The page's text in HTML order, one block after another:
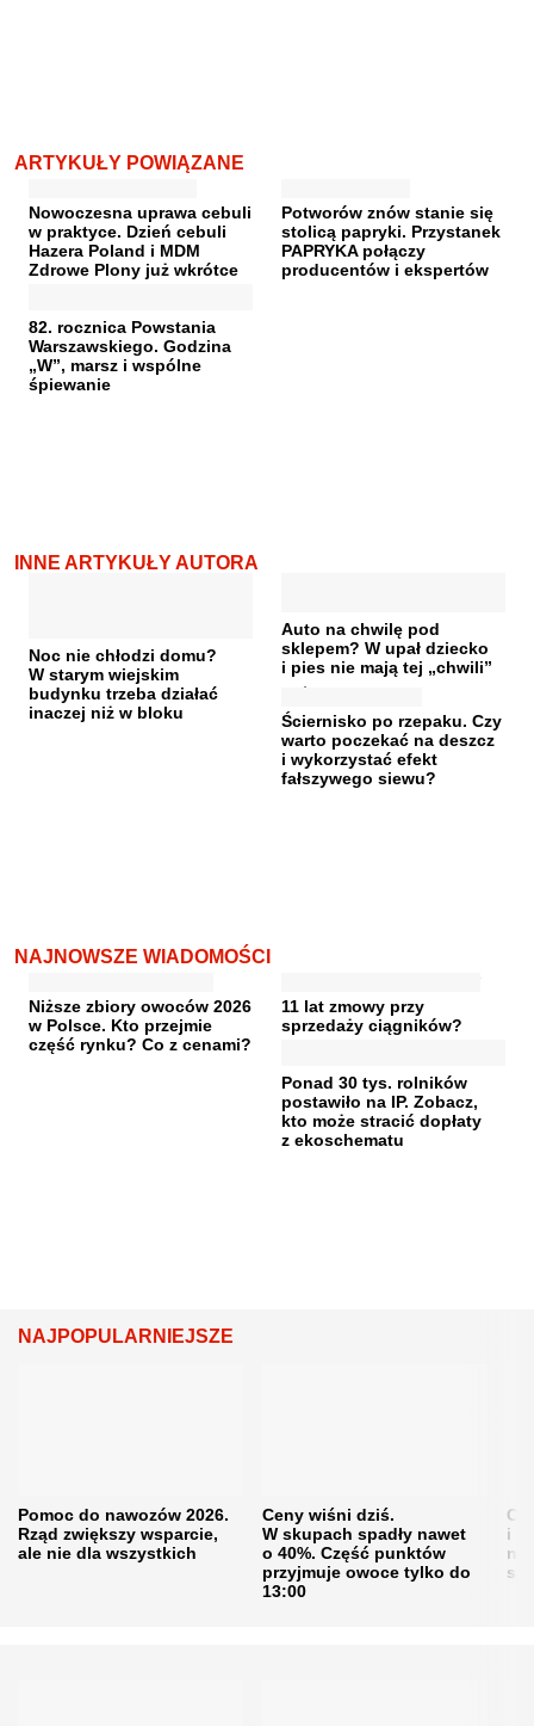
ARTYKUŁY POWIĄZANE
Nowoczesna uprawa cebuli
w praktyce. Dzień cebuli
Hazera Poland i MDM
Zdrowe Plony już wkrótce
Potworów znów stanie się
stolicą papryki. Przystanek
PAPRYKA połączy
producentów i ekspertów
82. rocznica Powstania
Warszawskiego. Godzina
„W”, marsz i wspólne
śpiewanie
INNE ARTYKUŁY AUTORA
Noc nie chłodzi domu?
W starym wiejskim
budynku trzeba działać
inaczej niż w bloku
Auto na chwilę pod
sklepem? W upał dziecko
i pies nie mają tej „chwili”
Ściernisko po rzepaku. Czy
warto poczekać na deszcz
i wykorzystać efekt
fałszywego siewu?
NAJNOWSZE WIADOMOŚCI
Niższe zbiory owoców 2026
w Polsce. Kto przejmie
część rynku? Co z cenami?
11 lat zmowy przy
sprzedaży ciągników?
Ponad 30 tys. rolników
postawiło na IP. Zobacz,
kto może stracić dopłaty
z ekoschematu
NAJPOPULARNIEJSZE
Pomoc do nawozów 2026.
Rząd zwiększy wsparcie,
ale nie dla wszystkich
Ceny wiśni dziś.
W skupach spadły nawet
o 40%. Część punktów
przyjmuje owoce tylko do
13:00
i